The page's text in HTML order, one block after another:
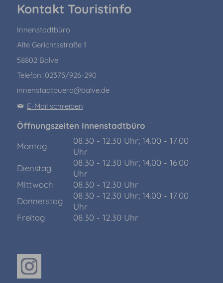
Kontakt Touristinfo
Innenstadtbüro
Alte Gerichtsstraße 1
58802 Balve
Telefon: 02375/926-290
innenstadtbuero@balve.de
E-Mail schreiben
Öffnungszeiten Innenstadtbüro
Montag
08.30 - 12.30 Uhr; 14.00 - 17.00
Uhr
Dienstag
08.30 - 12.30 Uhr; 14.00 - 16.00
Uhr
Mittwoch
08.30 - 12.30 Uhr
Donnerstag
08.30 - 12.30 Uhr; 14.00 - 17.00
Uhr
Freitag
08.30 - 12.30 Uhr